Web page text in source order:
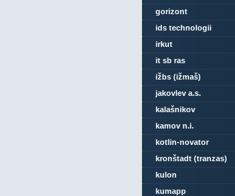
gorizont
ids technologii
irkut
it sb ras
ižbs (ižmaš)
jakovlev a.s.
kalašnikov
kamov n.i.
kotlin-novator
kronštadt (tranzas)
kulon
kumapp